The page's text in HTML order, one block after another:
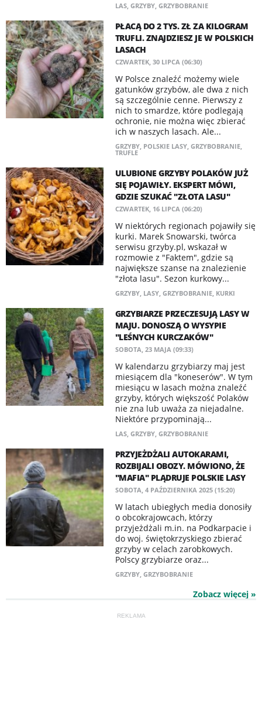
LAS, GRZYBY, GRZYBOBRANIE
PŁACĄ DO 2 TYS. ZŁ ZA KILOGRAM
TRUFLI. ZNAJDZIESZ JE W POLSKICH
LASACH
CZWARTEK, 30 LIPCA (06:30)
W Polsce znaleźć możemy wiele
gatunków grzybów, ale dwa z nich
są szczególnie cenne. Pierwszy z
nich to smardze, które podlegają
ochronie, nie można więc zbierać
ich w naszych lasach. Ale...
GRZYBY, POLSKIE LASY, GRZYBOBRANIE,
TRUFLE
ULUBIONE GRZYBY POLAKÓW JUŻ
SIĘ POJAWIŁY. EKSPERT MÓWI,
GDZIE SZUKAĆ "ZŁOTA LASU"
CZWARTEK, 16 LIPCA (06:20)
W niektórych regionach pojawiły się
kurki. Marek Snowarski, twórca
serwisu grzyby.pl, wskazał w
rozmowie z "Faktem", gdzie są
największe szanse na znalezienie
"złota lasu". Sezon kurkowy...
GRZYBY, LASY, GRZYBOBRANIE, KURKI
GRZYBIARZE PRZECZESUJĄ LASY W
MAJU. DONOSZĄ O WYSYPIE
"LEŚNYCH KURCZAKÓW"
SOBOTA, 23 MAJA (09:33)
W kalendarzu grzybiarzy maj jest
miesiącem dla "koneserów". W tym
miesiącu w lasach można znaleźć
grzyby, których większość Polaków
nie zna lub uważa za niejadalne.
Niektóre przypominają...
LAS, GRZYBY, GRZYBOBRANIE
PRZYJEŻDŻALI AUTOKARAMI,
ROZBIJALI OBOZY. MÓWIONO, ŻE
"MAFIA" PLĄDRUJE POLSKIE LASY
SOBOTA, 4 PAŹDZIERNIKA 2025 (15:20)
W latach ubiegłych media donosiły
o obcokrajowcach, którzy
przyjeżdżali m.in. na Podkarpacie i
do woj. świętokrzyskiego zbierać
grzyby w celach zarobkowych.
Polscy grzybiarze oraz...
GRZYBY, GRZYBOBRANIE
Zobacz więcej »
REKLAMA